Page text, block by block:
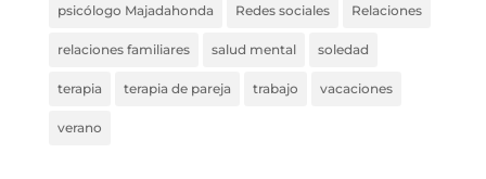
psicólogo Majadahonda Redes sociales Relaciones
relaciones familiares salud mental soledad
terapia terapia de pareja trabajo vacaciones
verano